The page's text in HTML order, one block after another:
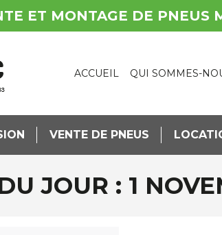
ET MONTAGE DE PNEUS
ACCUEIL QUI SOMMES-
VENTE DE PNEUS
JOUR : 1